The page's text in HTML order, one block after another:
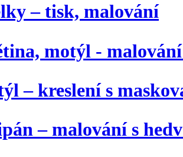
– tisk, malování
motýl -
– kreslení s
– malování s